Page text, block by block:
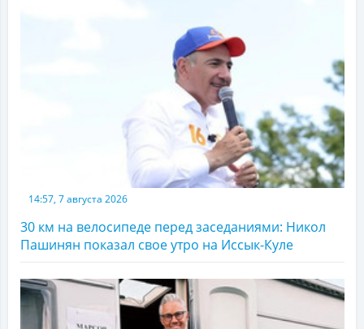
14:57, 7 августа 2026
30 км на велосипеде перед заседаниями: Никол
Пашинян показал свое утро на Иссык-Куле